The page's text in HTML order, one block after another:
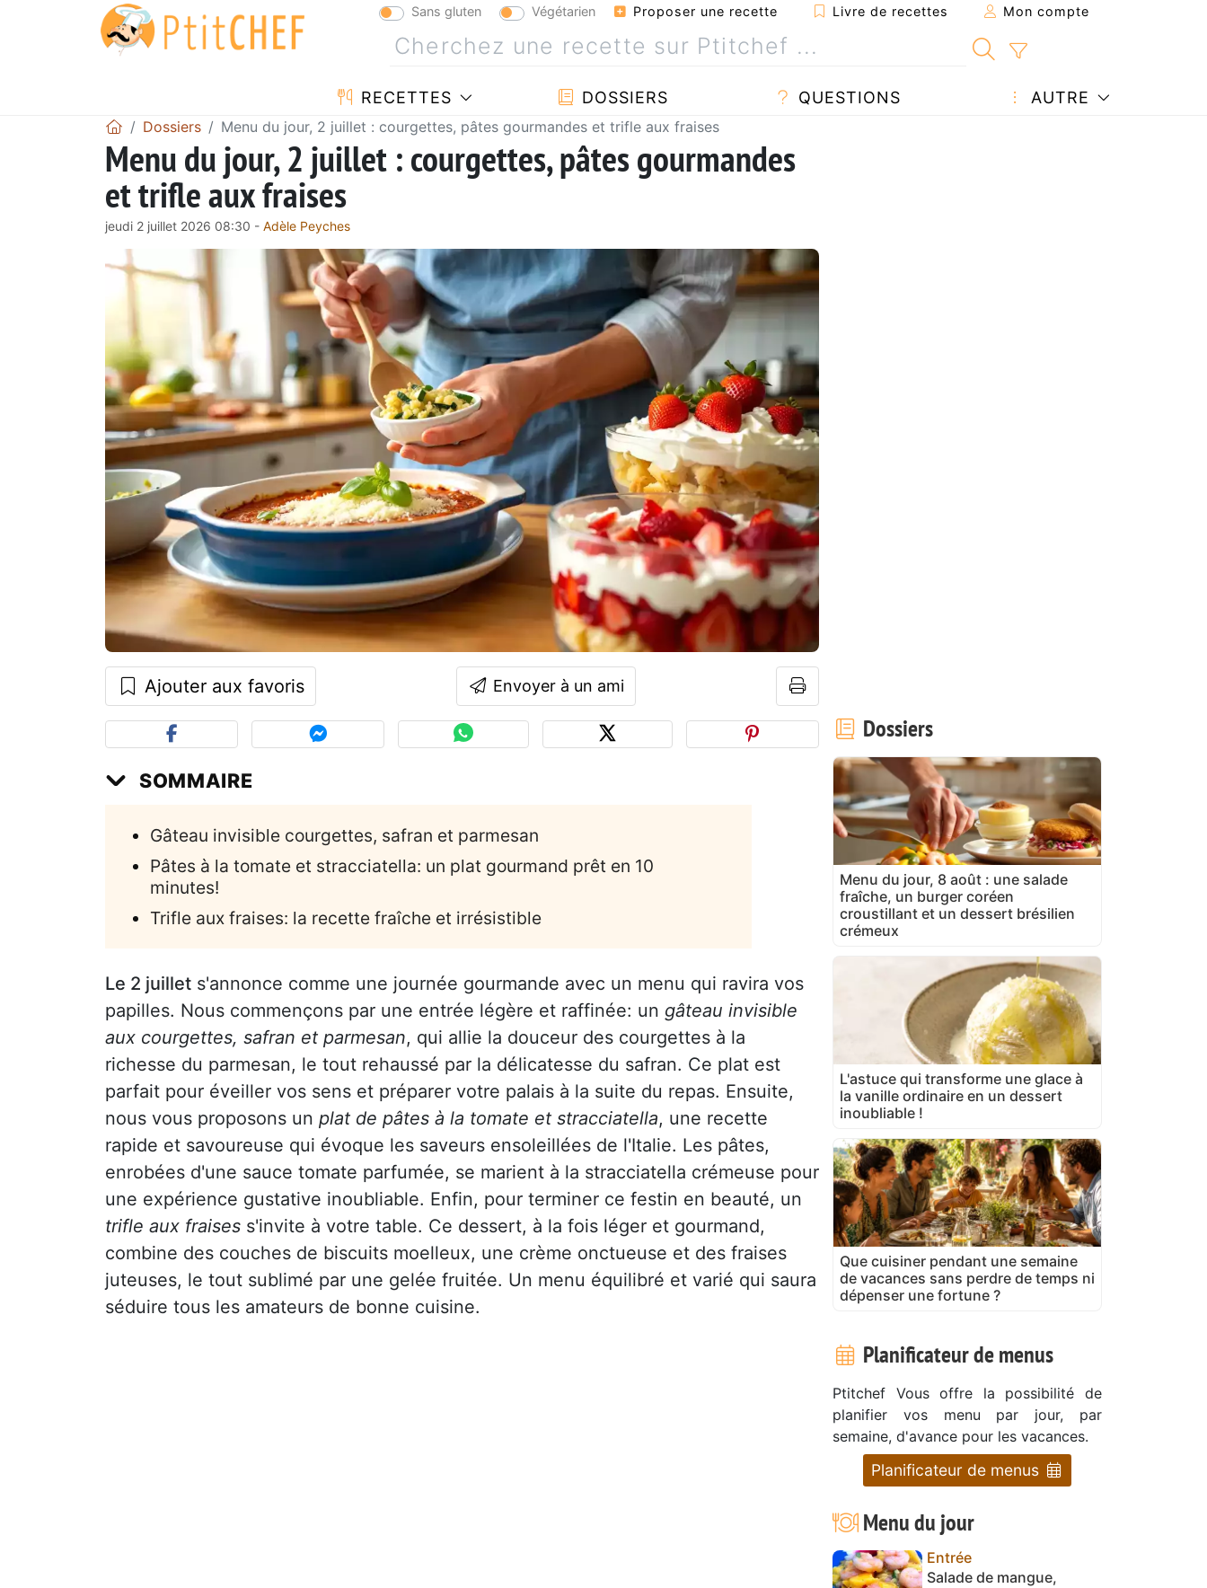
Sans gluten Végétarien Proposer une recette Livre de recettes Mon compte
RECETTES DOSSIERS QUESTIONS AUTRE
Dossiers Menu du jour, 2 juillet : courgettes, pâtes gourmandes et trifle aux fraises
Menu du jour, 2 juillet : courgettes, pâtes gourmandes
et trifle aux fraises
jeudi 2 juillet 2026 08:30 - Adèle Peyches
Ajouter aux favoris Envoyer à un ami
SOMMAIRE
Gâteau invisible courgettes, safran et parmesan
Pâtes à la tomate et stracciatella: un plat gourmand prêt en 10
minutes!
Trifle aux fraises: la recette fraîche et irrésistible
Le 2 juillet s'annonce comme une journée gourmande avec un menu qui ravira vos
papilles. Nous commençons par une entrée légère et raffinée: un gâteau invisible
aux courgettes, safran et parmesan, qui allie la douceur des courgettes à la
richesse du parmesan, le tout rehaussé par la délicatesse du safran. Ce plat est
parfait pour éveiller vos sens et préparer votre palais à la suite du repas. Ensuite,
nous vous proposons un plat de pâtes à la tomate et stracciatella, une recette
rapide et savoureuse qui évoque les saveurs ensoleillées de l'Italie. Les pâtes,
enrobées d'une sauce tomate parfumée, se marient à la stracciatella crémeuse pour
une expérience gustative inoubliable. Enfin, pour terminer ce festin en beauté, un
trifle aux fraises s'invite à votre table. Ce dessert, à la fois léger et gourmand,
combine des couches de biscuits moelleux, une crème onctueuse et des fraises
juteuses, le tout sublimé par une gelée fruitée. Un menu équilibré et varié qui saura
séduire tous les amateurs de bonne cuisine.
Dossiers
Menu du jour, 8 août : une salade
fraîche, un burger coréen
croustillant et un dessert brésilien
crémeux
L'astuce qui transforme une glace à
la vanille ordinaire en un dessert
inoubliable !
Que cuisiner pendant une semaine
de vacances sans perdre de temps ni
dépenser une fortune ?
Planificateur de menus
Ptitchef Vous offre la possibilité de
planifier vos menu par jour, par
semaine, d'avance pour les vacances.
Planificateur de menus
Menu du jour
Entrée
Salade de mangue,